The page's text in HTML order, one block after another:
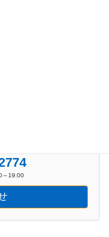
～19:00